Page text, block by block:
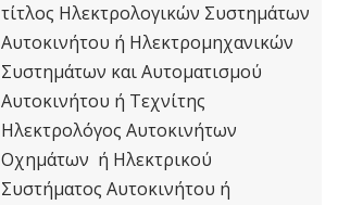
τίτλος Ηλεκτρολογικών Συστημάτων
Αυτοκινήτου ή Ηλεκτρομηχανικών
Συστημάτων και Αυτοματισμού
Αυτοκινήτου ή Τεχνίτης
Ηλεκτρολόγος Αυτοκινήτων
Οχημάτων ή Ηλεκτρικού
Συστήματος Αυτοκινήτου ή